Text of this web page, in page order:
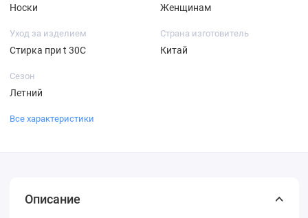
Носки Женщинам
Уход за изделием
Стирка при t 30С
Страна изготовитель
Китай
Сезон
Летний
Все характеристики
Описание